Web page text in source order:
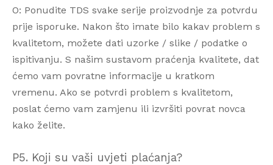
O: Ponudite TDS svake serije proizvodnje za potvrdu
prije isporuke. Nakon što imate bilo kakav problem s
kvalitetom, možete dati uzorke / slike / podatke o
ispitivanju. S našim sustavom praćenja kvalitete, dat
ćemo vam povratne informacije u kratkom
vremenu. Ako se potvrdi problem s kvalitetom,
poslat ćemo vam zamjenu ili izvršiti povrat novca
kako želite.
P5. Koji su vaši uvjeti plaćanja?